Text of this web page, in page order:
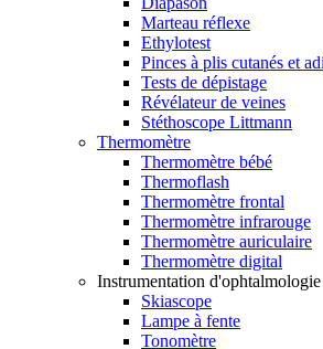
Marteau réflexe
Ethylotest
Pinces à plis cutanés et
Tests de dépistage
Révélateur de veines
Stéthoscope Littmann
Thermomètre
Thermomètre bébé
Thermoflash
Thermomètre frontal
Thermomètre infrarouge
Thermomètre auriculaire
Thermomètre digital
Instrumentation d'ophtalmologie
Skiascope
Lampe à fente
Tonomètre